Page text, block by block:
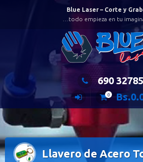
Blue Laser – Corte y
…todo empieza en tu
690 32785
0 Bs.
Llavero de Acero